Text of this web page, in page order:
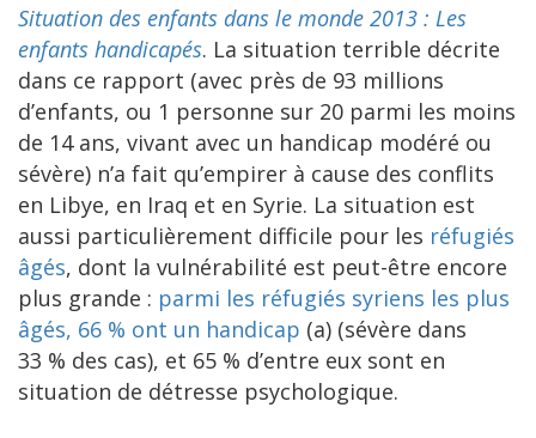
Situation des enfants dans le monde 2013 : Les
enfants handicapés. La situation terrible décrite
dans ce rapport (avec près de 93 millions
d’enfants, ou 1 personne sur 20 parmi les moins
de 14 ans, vivant avec un handicap modéré ou
sévère) n’a fait qu’empirer à cause des conflits
en Libye, en Iraq et en Syrie. La situation est
aussi particulièrement difficile pour les réfugiés
âgés, dont la vulnérabilité est peut-être encore
plus grande : parmi les réfugiés syriens les plus
âgés, 66 % ont un handicap (a) (sévère dans
33 % des cas), et 65 % d’entre eux sont en
situation de détresse psychologique.